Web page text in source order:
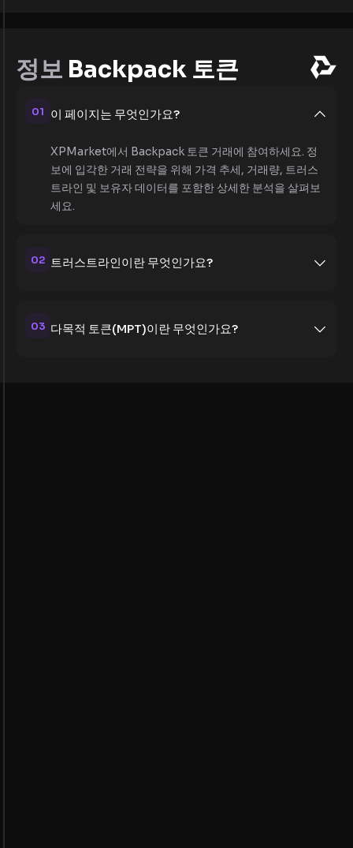
정보 Backpack 토큰
01 이 페이지는 무엇인가요?
XPMarket에서 Backpack 토큰 거래에 참여하세요. 정
보에 입각한 거래 전략을 위해 가격 추세, 거래량, 트러스
트라인 및 보유자 데이터를 포함한 상세한 분석을 살펴보
세요.
02 트러스트라인이란 무엇인가요?
03 다목적 토큰(MPT)이란 무엇인가요?